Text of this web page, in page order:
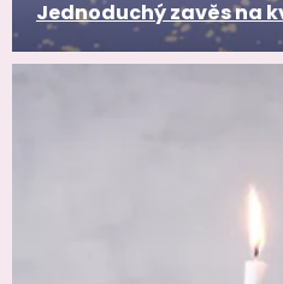
Jednoduchý zavěs na